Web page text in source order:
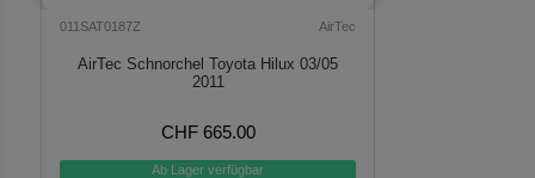
011SAT0187Z AirTec
AirTec Schnorchel Toyota Hilux 03/05
2011
CHF 665.00
Ab Lager verfügbar